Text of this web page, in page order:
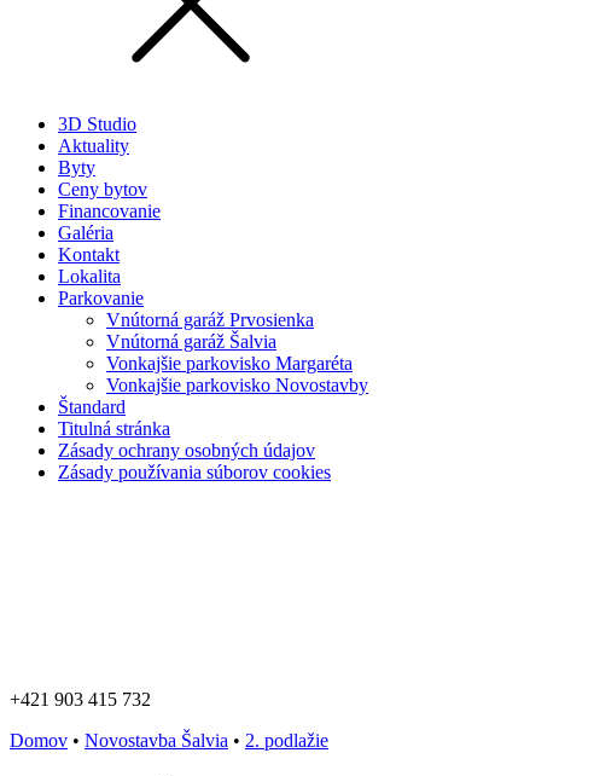
3D Studio
Aktuality
Byty
Ceny bytov
Financovanie
Galéria
Kontakt
Lokalita
Parkovanie
Vnútorná garáž Prvosienka
Vnútorná garáž Šalvia
Vonkajšie parkovisko Margaréta
Vonkajšie parkovisko Novostavby
Štandard
Titulná stránka
Zásady ochrany osobných údajov
Zásady používania súborov cookies
+421 903 415 732
Domov • Novostavba Šalvia • 2. podlažie